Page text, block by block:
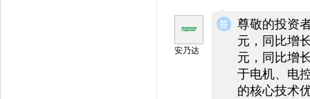
◆
◆
安乃达
尊敬的投资
元，同比增
元，同比增
于电机、电
的核心技术